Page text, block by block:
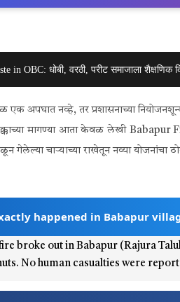
in OBC: धोबी, वरठी, परीट समाजाला शैक्षणिक
अपघात नव्हे, तर प्रशासनाच्या
मागण्या आता केवळ लेखी Babapur
गेलेल्या चाऱ्याच्या राखेतून नव्या योजनांचा
happened in Babapur
broke out in Babapur (Rajura
No human casualties were